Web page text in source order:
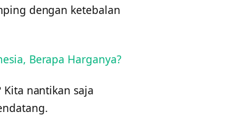
dengan ketebalan
Berapa Harganya?
nantikan saja